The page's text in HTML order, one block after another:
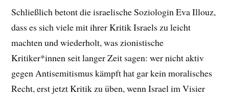
Schließlich betont die israelische Soziologin Eva Illouz,
dass es sich viele mit ihrer Kritik Israels zu leicht
machten und wiederholt, was zionistische
Kritiker*innen seit langer Zeit sagen: wer nicht aktiv
gegen Antisemitismus kämpft hat gar kein moralisches
Recht, erst jetzt Kritik zu üben, wenn Israel im Visier